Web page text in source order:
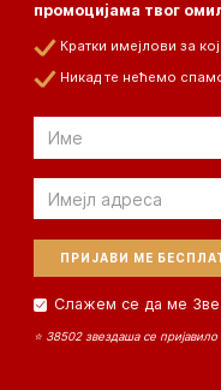
промоцијама твог
Кратки имејлови за
Никад те нећемо
Email
Email
Слажем се да ме
⭐ 38502 звездаша се